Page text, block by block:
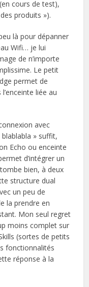
cours de test),
produits »).
là pour dépanner
Wifi… je lui
de n’importe
Le petit
permet de
liée au
avec
blablabla » suffit,
Echo ou enceinte
d’intégrer un
bien, à deux
structure dual
un peu de
la prendre en
Mon seul regret
moins complet sur
(sortes de petits
fonctionnalités
réponse à la